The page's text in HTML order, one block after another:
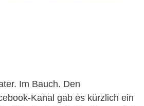
Im Bauch. Den
Kanal gab es kürzlich ein